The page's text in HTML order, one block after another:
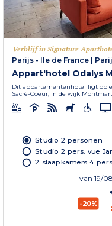
Verblijf in Signature
Parijs - Ile de France
Appart'hotel Odalys
Dit appartementenhotel ligt op
Sacré-Coeur, in de wijk
Studio 2 personen
Studio 2 pers. vue
2 slaapkamers 4
van 19/
-20%